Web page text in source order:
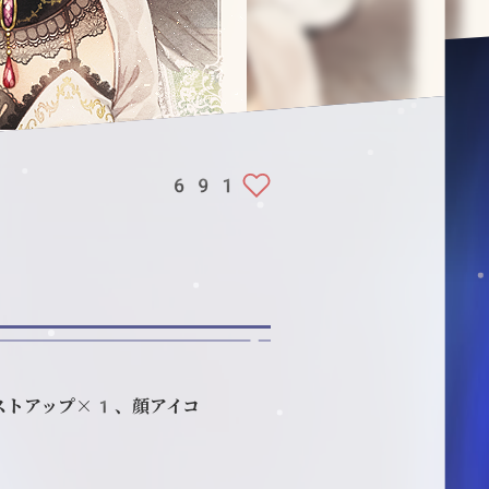
691
アップ×1、顔アイコ